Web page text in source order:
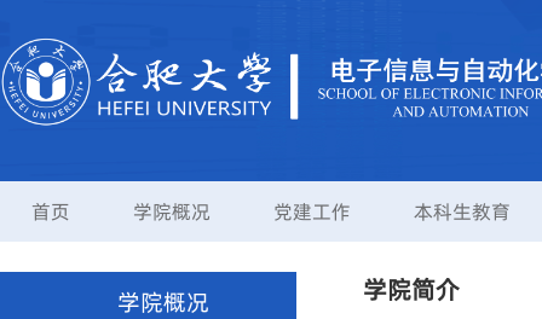
首页 学院概况 党建工作 本科生教育
学院概况 学院简介